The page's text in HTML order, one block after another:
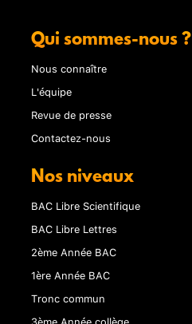
Qui sommes-nous ?
Nous connaître
L'équipe
Revue de presse
Contactez-nous
Nos niveaux
BAC Libre Scientifique
BAC Libre Lettres
2ème Année BAC
1ère Année BAC
Tronc commun